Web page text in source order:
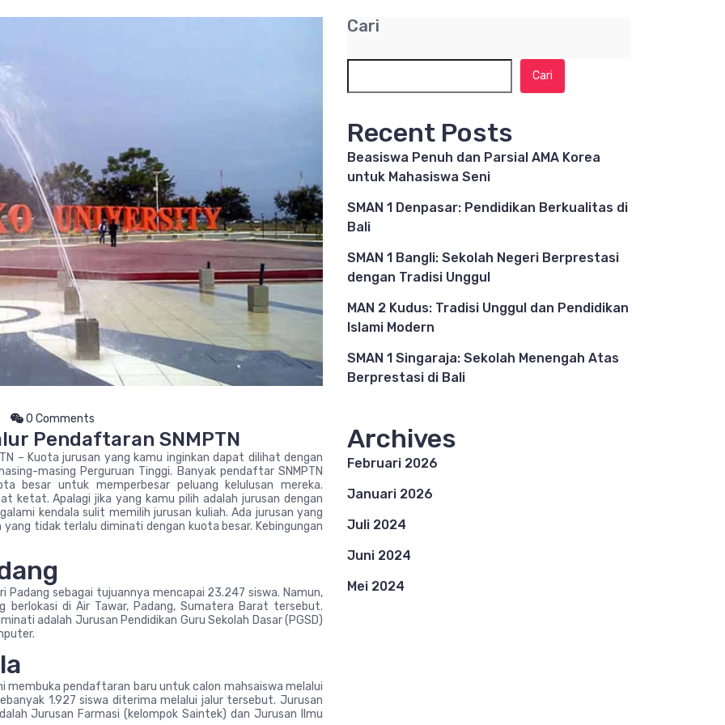
0 Comments
Pendaftaran SNMPTN
– Kuota jurusan yang kamu inginkan dapat dilihat dengan
masing Perguruan Tinggi. Banyak pendaftar SNMPTN
besar untuk memperbesar peluang kelulusan mereka.
ketat. Apalagi jika yang kamu pilih adalah jurusan dengan
kendala sulit memilih jurusan kuliah. Ada jurusan yang
tidak terlalu diminati dengan kuota besar. Kebingungan
Padang sebagai tujuannya mencapai 23.247 siswa. Namun,
di Air Tawar, Padang, Sumatera Barat tersebut.
adalah Jurusan Pendidikan Guru Sekolah Dasar (PGSD)
membuka pendaftaran baru untuk calon mahsaiswa melalui
1.927 siswa diterima melalui jalur tersebut. Jurusan
Jurusan Farmasi (kelompok Saintek) dan Jurusan Ilmu
Cari
Cari
Recent Posts
Beasiswa Penuh dan Parsial AMA Korea
untuk Mahasiswa Seni
SMAN 1 Denpasar: Pendidikan Berkualitas di
Bali
SMAN 1 Bangli: Sekolah Negeri Berprestasi
dengan Tradisi Unggul
MAN 2 Kudus: Tradisi Unggul dan Pendidikan
Islami Modern
SMAN 1 Singaraja: Sekolah Menengah Atas
Berprestasi di Bali
Archives
Februari 2026
Januari 2026
Juli 2024
Juni 2024
Mei 2024